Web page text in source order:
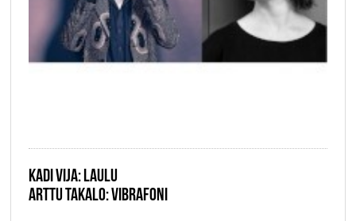
KADI VIJA: LAULU
ARTTU TAKALO: VIBRAFONI